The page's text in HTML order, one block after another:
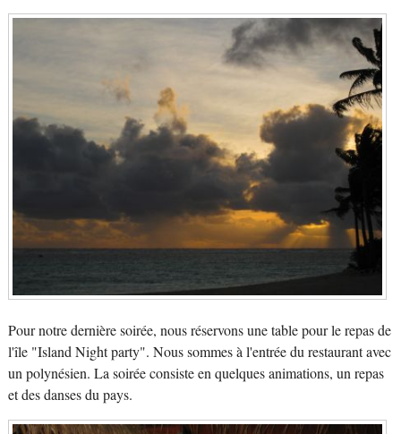
Pour notre dernière soirée, nous réservons une table pour le repas de
l'île "Island Night party". Nous sommes à l'entrée du restaurant avec
un polynésien. La soirée consiste en quelques animations, un repas
et des danses du pays.